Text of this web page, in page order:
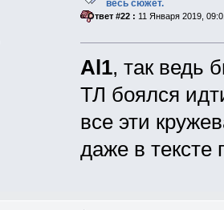
весь сюжет.
«Ответ #22 : 11 Января 2019,
Al1, так ведь
ТЛ боялся
все эти
даже в тексте